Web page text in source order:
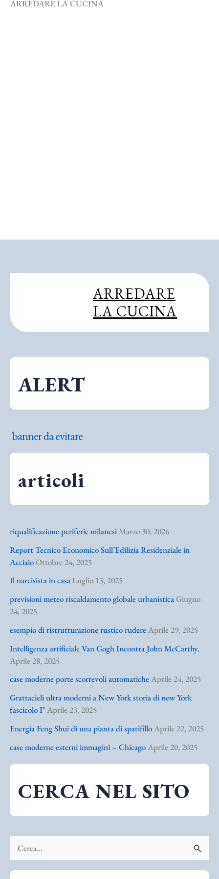
ARREDARE LA CUCINA
ARREDARE
LA CUCINA
ALERT
banner da evitare
articoli
riqualificazione periferie milanesi Marzo 30, 2026
Report Tecnico Economico Sull’Edilizia Residenziale in
AcciaioOttobre 24, 2025
Il narcisista in casa Luglio 13, 2025
previsioni meteo riscaldamento globale urbanisticaGiugno
24, 2025
esempio di ristrutturazione rustico rudereAprile 29, 2025
Intelligenza artificiale Van Gogh Incontra John McCarthy.
Aprile 28, 2025
case moderne porte scorrevoli automaticheAprile 24, 2025
Grattacieli ultra moderni a New York storia di new York
fascicolo I°Aprile 23, 2025
Energia Feng Shui di una pianta di spatifilloAprile 22, 2025
case moderne esterni immagini – ChicagoAprile 20, 2025
CERCA NEL SITO
e